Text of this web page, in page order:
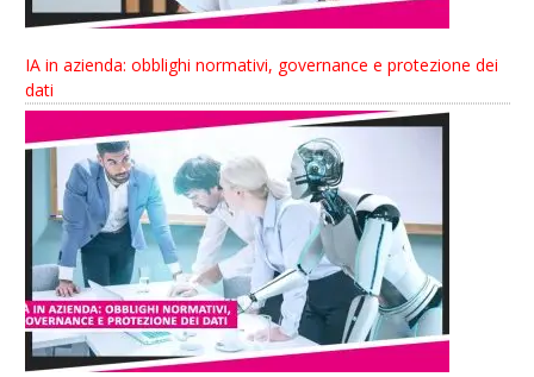
IA in azienda: obblighi normativi, governance e protezione dei
dati